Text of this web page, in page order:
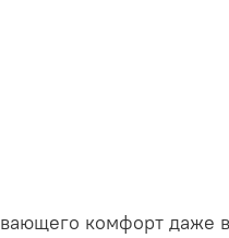
комфорт